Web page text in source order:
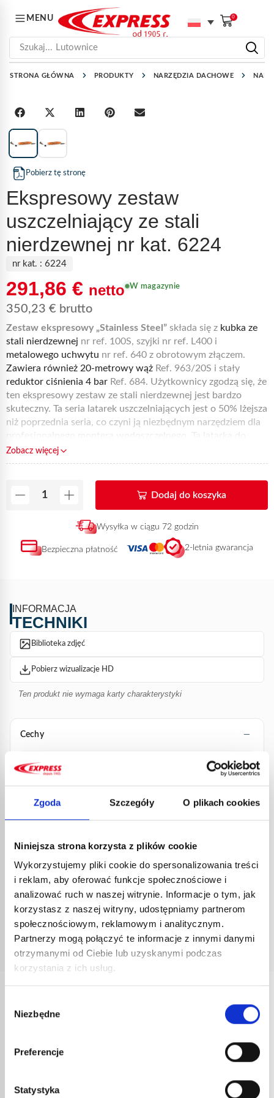
Zgoda Szczegóły O plikach cookies
Niniejsza strona korzysta z plików cookie
Wykorzystujemy pliki cookie do spersonalizowania treści
i reklam, aby oferować funkcje społecznościowe i
analizować ruch w naszej witrynie. Informacje o tym, jak
korzystasz z naszej witryny, udostępniamy partnerom
społecznościowym, reklamowym i analitycznym.
Partnerzy mogą połączyć te informacje z innymi danymi
otrzymanymi od Ciebie lub uzyskanymi podczas
korzystania z ich usług.
zgody
Niezbędne
Preferencje
Statystyka
MENU 0
Szukaj... Lutownice
STRONA GŁÓWNA PRODUKTY NARZĘDZIA DACHOWE
Pobierz tę stronę
Ekspresowy zestaw
uszczelniający ze stali
nierdzewnej nr kat. 6224
nr kat. : 6224
291,86 € netto
350,23 € brutto
W magazynie
Zestaw ekspresowy „Stainless Steel” składa się z kubka ze
stali nierdzewnej nr ref. 100S, szyjki nr ref. L400 i
metalowego uchwytu nr ref. 640 z obrotowym złączem.
Zawiera również 20-metrowy wąż Ref. 963/20S i stały
reduktor ciśnienia 4 bar Ref. 684. Użytkownicy zgodzą się, że
ten ekspresowy zestaw ze stali nierdzewnej jest bardzo
skuteczny. Ta seria latarek uszczelniających jest o 50% lżejsza
niż poprzednia seria, co czyni ją niezbędnym narzędziem dla
profesjonalnego montera wodoszczelnego. Ta latarka do
uszczelniania jest również bardzo wszechstronna: suszenie,
znakowanie, odśnieżanie, dezynfekcja, odchwaszczanie
może zostać dostarczony w ciągu 72 godzin od otrzymania
Zobacz więcej
Dodaj do koszyka
Wysyłka w ciągu 72 godzin
Bezpieczna płatność 2-letnia gwarancja
INFORMACJA
TECHNIKI
Biblioteka zdjęć
Pobierz wizualizacje HD
Ten produkt nie wymaga karty charakterystyki
Cechy
Średnica łyżki (mm) 60
Moc (w kW) 102 przy 4 barach
Waga (kg) 3,57
Dokumentacja
Instrukcje uszczelniania
REFERENCJE